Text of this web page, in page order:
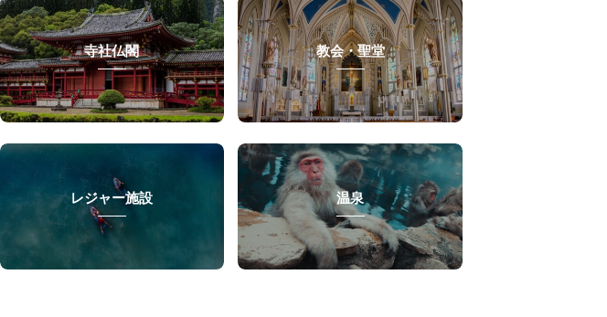
寺社仏閣 教会・聖堂
レジャー施設 温泉